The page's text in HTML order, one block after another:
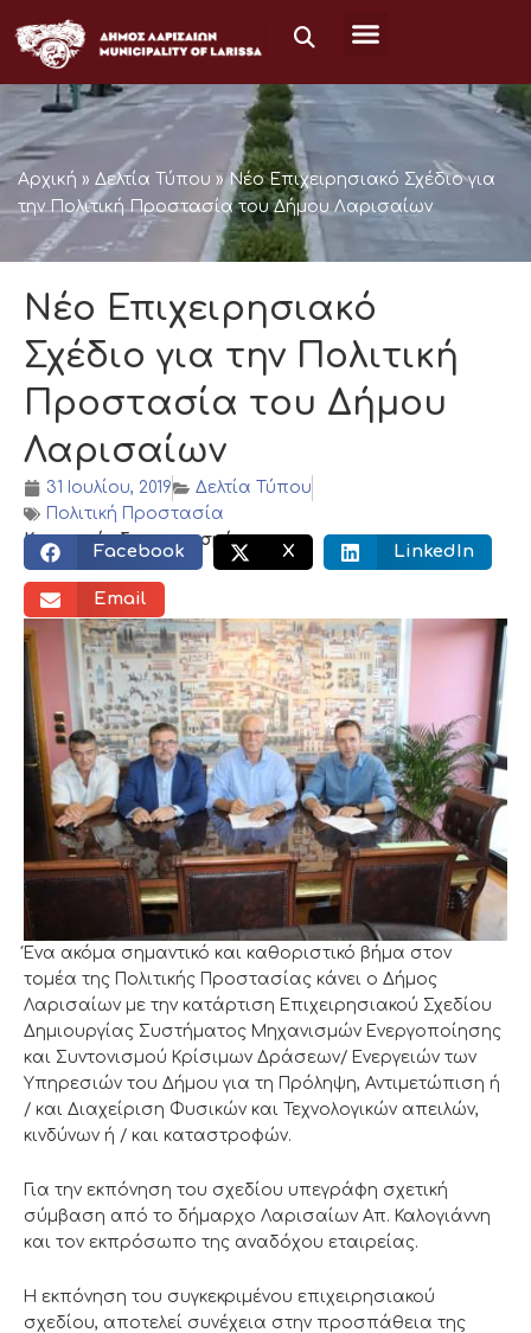
στο
περιεχόμενο
Αρχική » Δελτία Τύπου » Νέο Επιχειρησιακό Σχέδιο για
την Πολιτική Προστασία του Δήμου Λαρισαίων
Νέο Επιχειρησιακό
Σχέδιο για την Πολιτική
Προστασία του Δήμου
Λαρισαίων
31 Ιουλίου, 2019
Δελτία Τύπου
Πολιτική Προστασία
Κοινωνικός διαμοιρασμός:
Facebook X LinkedIn
Email
Ένα ακόμα σημαντικό και καθοριστικό βήμα στον
τομέα της Πολιτικής Προστασίας κάνει ο Δήμος
Λαρισαίων με την κατάρτιση Επιχειρησιακού Σχεδίου
Δημιουργίας Συστήματος Μηχανισμών Ενεργοποίησης
και Συντονισμού Κρίσιμων Δράσεων/ Ενεργειών των
Υπηρεσιών του Δήμου για τη Πρόληψη, Αντιμετώπιση ή
/ και Διαχείριση Φυσικών και Τεχνολογικών απειλών,
κινδύνων ή / και καταστροφών.
Για την εκπόνηση του σχεδίου υπεγράφη σχετική
σύμβαση από το δήμαρχο Λαρισαίων Απ. Καλογιάννη
και τον εκπρόσωπο της αναδόχου εταιρείας.
Η εκπόνηση του συγκεκριμένου επιχειρησιακού
σχεδίου, αποτελεί συνέχεια στην προσπάθεια της